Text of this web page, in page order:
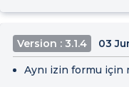
Version : 3.1.4 03
Aynı izin formu için